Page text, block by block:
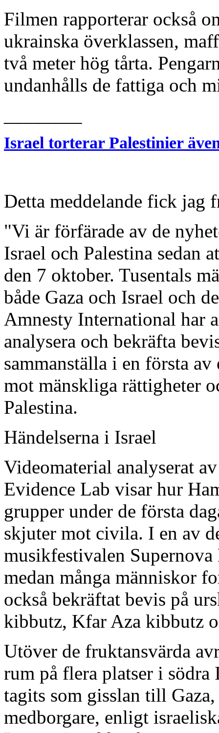
Filmen rapporterar också
ukrainska överklassen,
två meter hög tårta.
undanhålls de fattiga och
Israel torterar Palestinier
Detta meddelande fick jag
"Vi är förfärade av de
Israel och Palestina sedan
den 7 oktober. Tusentals
både Gaza och Israel och
Amnesty International har
analysera och bekräfta
sammanställa i en första
mot mänskliga rättigheter
Palestina.
Händelserna i Israel
Videomaterial analyserat
Evidence Lab visar hur
grupper under de första
skjuter mot civila. I en av
musikfestivalen
medan många människor
också bekräftat bevis på
kibbutz, Kfar Aza kibbutz
Utöver de fruktansvärda
rum på flera platser i södra
tagits som gisslan till
medborgare, enligt